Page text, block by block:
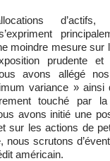
d’actifs,
moindre mesure sur
prudente
avons allégé
variance » ainsi
touché par
avons initié une
sur les actions de
nous scrutons
américain.